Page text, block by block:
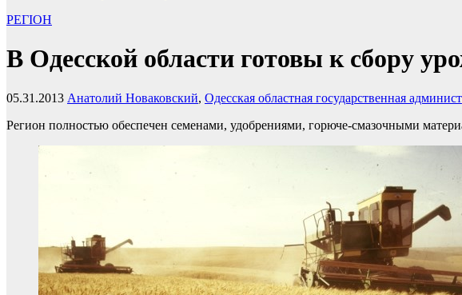
РЕГІОН
В Одесской области готовы к сбору
05.31.2013 Анатолий Новаковский, Одесская областная государственная
Регион полностью обеспечен семенами, удобрениями, горюче-смазочными